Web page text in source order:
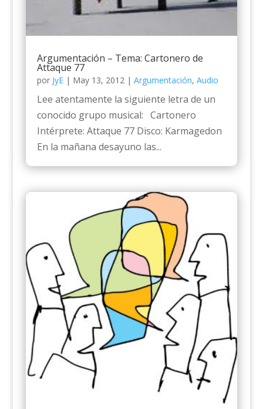
Argumentación – Tema: Cartonero de
Attaque 77
por JyE| May 13, 2012| Argumentación, Audio
Lee atentamente la siguiente letra de un
conocido grupo musical: Cartonero
Intérprete: Attaque 77 Disco: Karmagedon
En la mañana desayuno las...